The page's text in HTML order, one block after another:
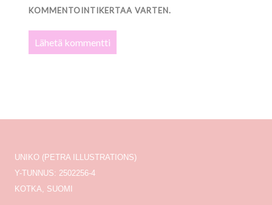
KOMMENTOINTIKERTAA VARTEN.
UNIKO (PETRA ILLUSTRATIONS)
Y-TUNNUS: 2502256-4
KOTKA, SUOMI